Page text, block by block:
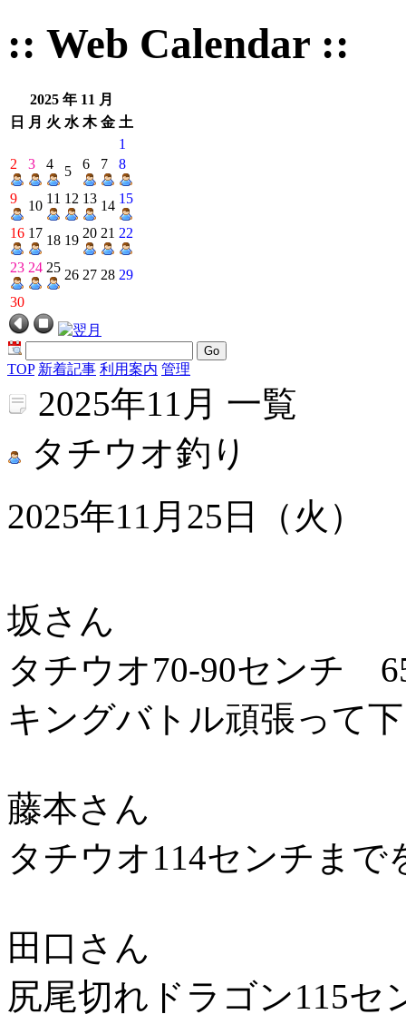
:: Web Calendar ::
2025 年 11 月
日
月 火 水 木 金 土
1
2
3 4 5 6 7 8
9 10 11 12 13 14 15
16 17 18 19 20 21 22
23 24 25 26 27 28 29
30
Go
TOP 新着記事 利用案内 管理
2025年11月 一覧
タチウオ釣り
2025年11月25日（火）
坂さん
タチウオ70-90センチ
キングバトル頑張って
藤本さん
タチウオ114センチま
田口さん
尻尾切れドラゴン115セ